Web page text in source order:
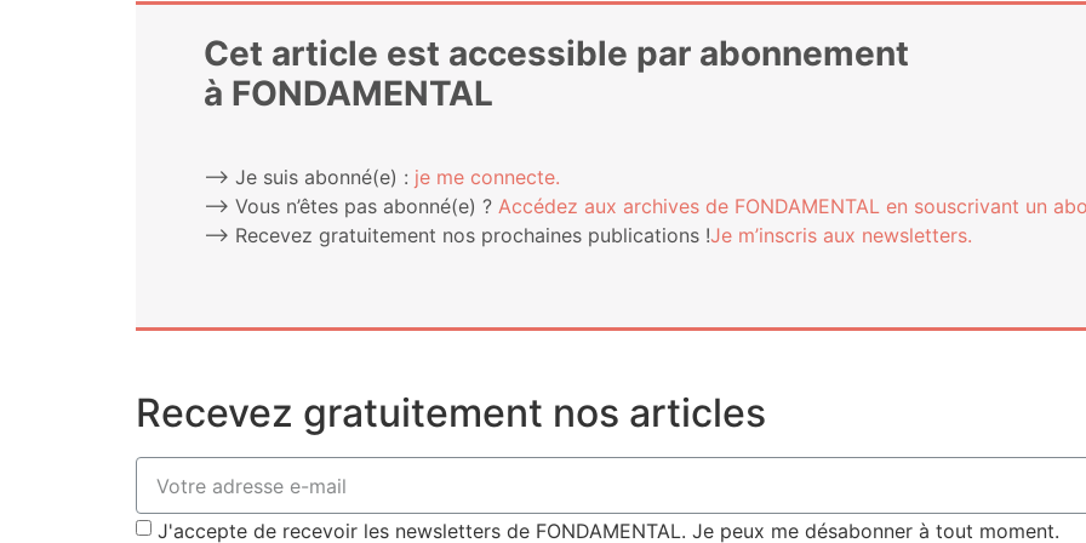
Cet article est accessible par abonnement
à FONDAMENTAL
⟶ Je suis abonné(e) : je me connecte.
⟶ Vous n’êtes pas abonné(e) ? Accé­dez aux archives de FONDAMENTAL en sous­cri­vant un
⟶ Rece­vez gra­tui­te­ment nos pro­chaines publi­ca­tions !Je m’ins­cris aux newsletters.
Recevez gratuitement nos articles
J'accepte de recevoir les newsletters de FONDAMENTAL. Je peux me désabonner à tout moment.